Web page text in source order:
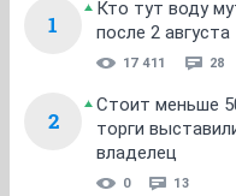
1
Кто тут воду
после 2 августа
17 411 28
2
Стоит меньше
торги
владелец
0 13